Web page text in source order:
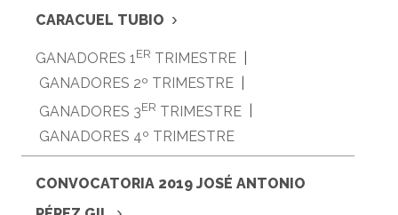
CARACUEL TUBIO ›
GANADORES 1ER TRIMESTRE
GANADORES 2º TRIMESTRE
GANADORES 3ER TRIMESTRE
GANADORES 4º TRIMESTRE
CONVOCATORIA 2019 JOSÉ ANTONIO